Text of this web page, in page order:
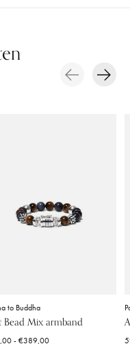
to Buddha
Bead Mix armband
- €389,00